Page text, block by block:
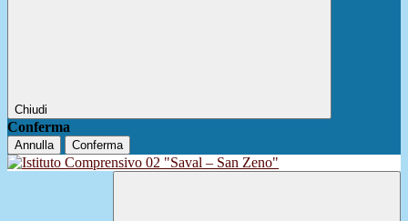
Chiudi
Conferma
Annulla Conferma